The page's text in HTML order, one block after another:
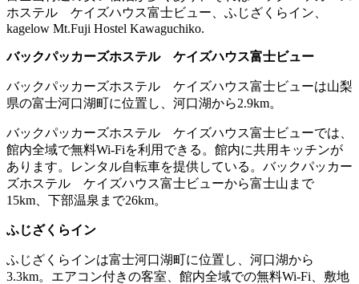
ホステル ケイズハウス富士ビュー、ふじざくらイン、
kagelow Mt.Fuji Hostel Kawaguchiko.
バックパッカーズホステル ケイズハウス富士ビュー
バックパッカーズホステル ケイズハウス富士ビューは山梨
県の富士河口湖町に位置し、河口湖から2.9km。
バックパッカーズホステル ケイズハウス富士ビューでは、
館内全域で無料Wi-Fiを利用できる。館内に共用キッチンが
あります。レンタル自転車を提供している。バックパッカー
ズホステル ケイズハウス富士ビューから富士山まで
15km、下部温泉まで26km。
ふじざくらイン
ふじざくらインは富士河口湖町に位置し、河口湖から
3.3km。エアコン付きの客室、館内全域での無料Wi-Fi、敷地